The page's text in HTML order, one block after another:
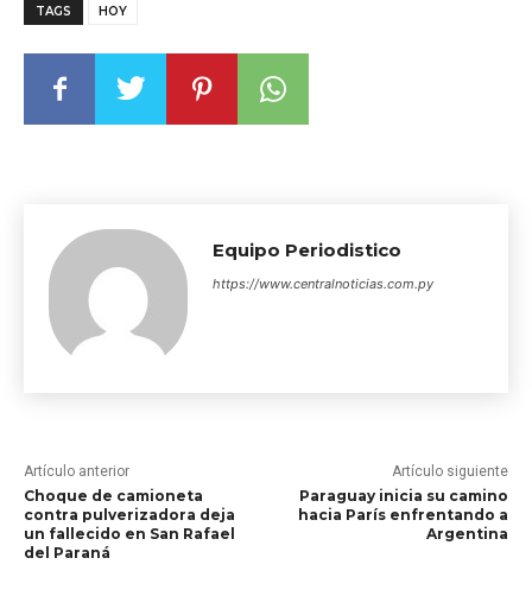
TAGS HOY
Equipo Periodistico
https://www.centralnoticias.com.py
Artículo anterior
Choque de camioneta
contra pulverizadora deja
un fallecido en San Rafael
del Paraná
Artículo siguiente
Paraguay inicia su camino
hacia París enfrentando a
Argentina